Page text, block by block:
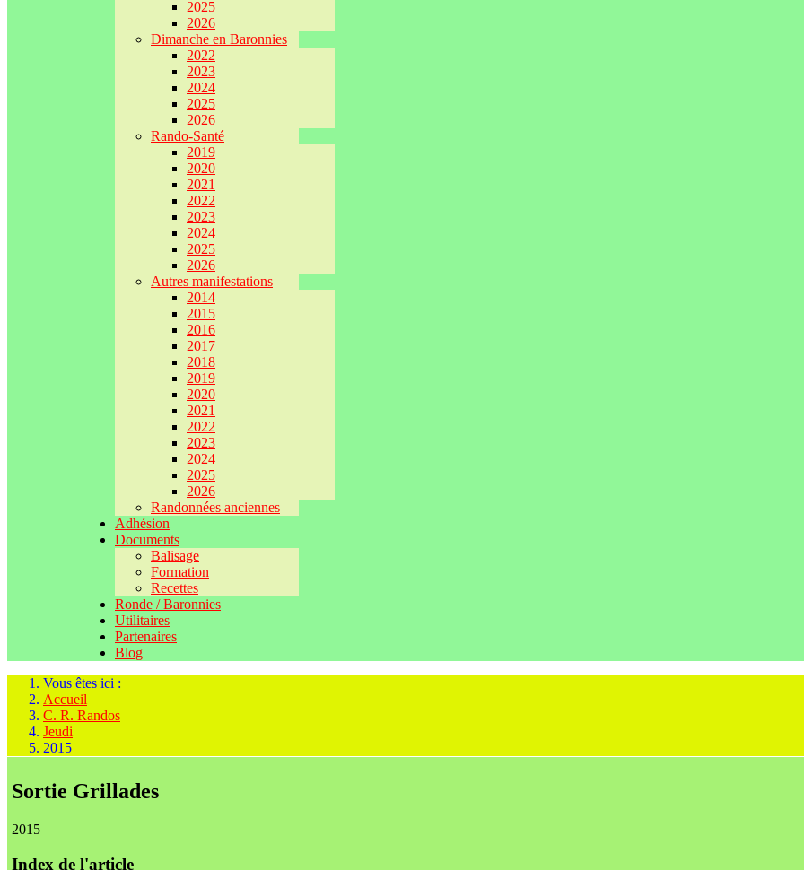
2025
2026
Dimanche en Baronnies
2022
2023
2024
2025
2026
Rando-Santé
2019
2020
2021
2022
2023
2024
2025
2026
Autres manifestations
2014
2015
2016
2017
2018
2019
2020
2021
2022
2023
2024
2025
2026
Randonnées anciennes
Adhésion
Documents
Balisage
Formation
Recettes
Ronde / Baronnies
Utilitaires
Partenaires
Blog
Vous êtes ici :
Accueil
C. R. Randos
Jeudi
2015
Sortie Grillades
2015
Index de l'article